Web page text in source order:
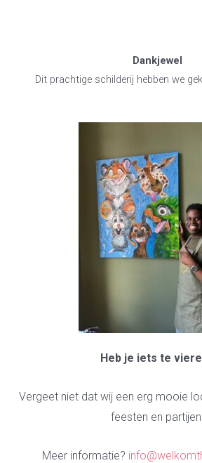
Dankjewel
Dit prachtige schilderij hebben we
Heb je iets te
Vergeet niet dat wij een erg mooie
feesten en
Meer informatie?